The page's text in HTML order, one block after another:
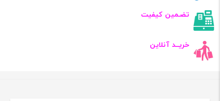
تضـمین کیفیت
خریــد آنلاین